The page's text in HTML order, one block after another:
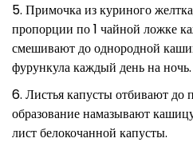
Примочка из куриного
пропорции по 1 чайной ложке
смешивают до однородной
фурункула каждый день на ночь.
Листья капусты отбивают до
образование намазывают
лист белокочанной капусты.